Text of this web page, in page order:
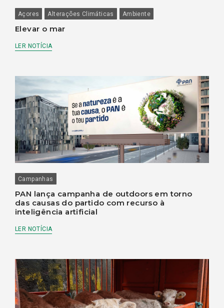
Açores Alterações Climáticas Ambiente
Elevar o mar
LER NOTÍCIA
Campanhas
PAN lança campanha de outdoors em torno
das causas do partido com recurso à
inteligência artificial
LER NOTÍCIA